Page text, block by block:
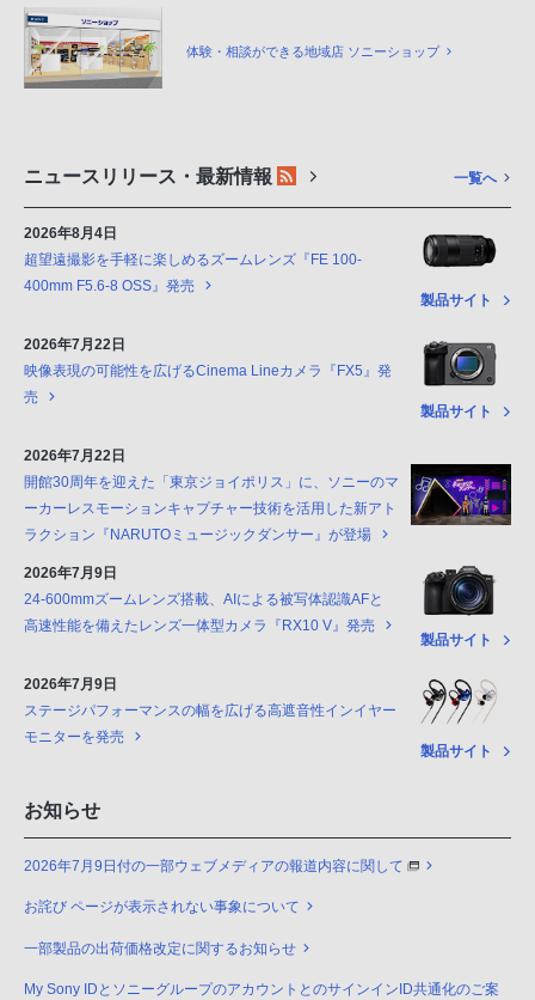
体験・相談ができる地域店 ソニーショップ
ニュースリリース・最新情報 一覧へ
2026年8月4日
超望遠撮影を手軽に楽しめるズームレンズ『FE 100-
400mm F5.6-8 OSS』発売
製品サイト
2026年7月22日
映像表現の可能性を広げるCinema Lineカメラ『FX5』発
売
製品サイト
2026年7月22日
開館30周年を迎えた「東京ジョイポリス」に、ソニーのマ
ーカーレスモーションキャプチャー技術を活用した新アト
ラクション『NARUTOミュージックダンサー』が登場
2026年7月9日
24-600mmズームレンズ搭載、AIによる被写体認識AFと
高速性能を備えたレンズ一体型カメラ『RX10 V』発売
製品サイト
2026年7月9日
ステージパフォーマンスの幅を広げる高遮音性インイヤー
モニターを発売
製品サイト
お知らせ
2026年7月9日付の一部ウェブメディアの報道内容に関して
お詫び ページが表示されない事象について
一部製品の出荷価格改定に関するお知らせ
My Sony IDとソニーグループのアカウントとのサインインID共通化のご案